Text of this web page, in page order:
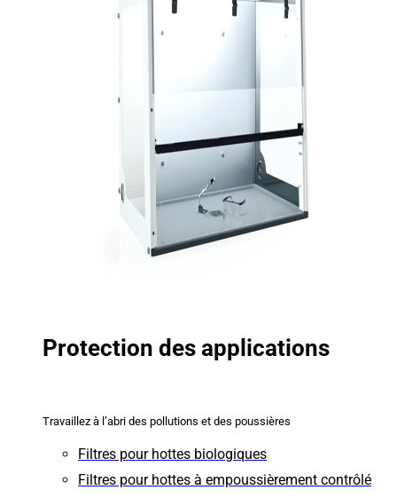
Protection des applications
Travaillez à l’abri des pollutions et des poussières
Filtres pour hottes biologiques
Filtres pour hottes à empoussièrement contrôlé